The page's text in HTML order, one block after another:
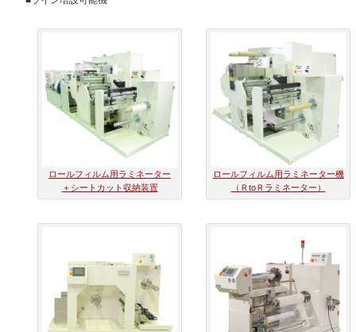
ロールフィルム用ラミネーター
＋シートカット収納装置
ロールフィルム用ラミネーター機
（ＲtoＲラミネーター）